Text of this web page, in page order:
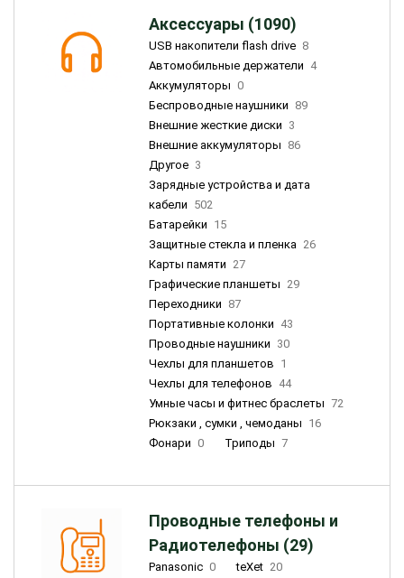
Аксессуары (1090)
USB накопители flash drive 8
Автомобильные держатели 4
Аккумуляторы 0
Беспроводные наушники 89
Внешние жесткие диски 3
Внешние аккумуляторы 86
Другое 3
Зарядные устройства и дата
кабели 502
Батарейки 15
Защитные стекла и пленка 26
Карты памяти 27
Графические планшеты 29
Переходники 87
Портативные колонки 43
Проводные наушники 30
Чехлы для планшетов 1
Чехлы для телефонов 44
Умные часы и фитнес браслеты 72
Рюкзаки , сумки , чемоданы 16
Фонари 0 Триподы 7
Проводные телефоны и
Радиотелефоны (29)
Panasonic 0 teXet 20